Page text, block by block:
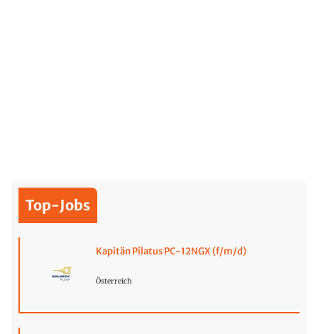
Top-Jobs
Kapitän Pilatus PC-12NGX (f/m/d)
Österreich